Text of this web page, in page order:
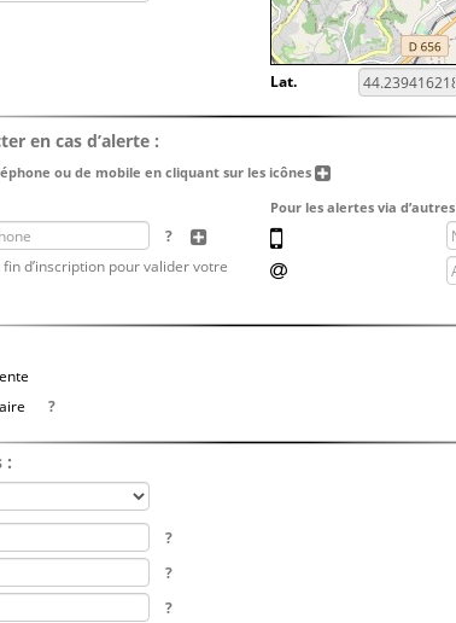
Lat.
en cas d’alerte :
ou de mobile en cliquant sur les icônes
?
Ajouter un nº de fixe ou mobile 1
d’inscription pour valider votre
Pour les alertes via
N° de mobile
?
:
?
?
?